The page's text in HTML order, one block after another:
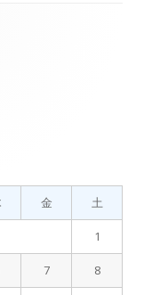
金 土
1
7 8